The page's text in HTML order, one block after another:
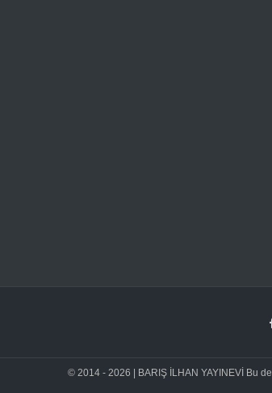
© 2014 - 2026 | BARIŞ İLHAN YAYINEVİ Bu